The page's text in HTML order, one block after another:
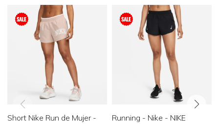
Short Nike Run de Mujer -
Running - Nike - NIKE